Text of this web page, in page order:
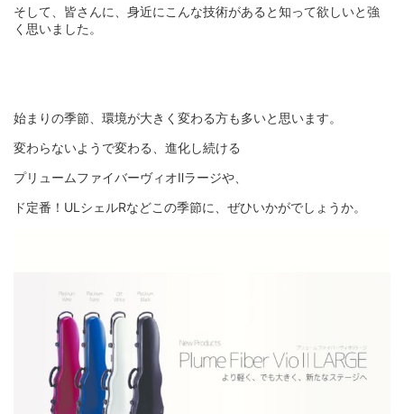
そして、皆さんに、身近にこんな技術があると知って欲しいと強
く思いました。
始まりの季節、環境が大きく変わる方も多いと思います。
変わらないようで変わる、進化し続ける
プリュームファイバーヴィオⅡラージや、
ド定番！ULシェルRなどこの季節に、ぜひいかがでしょうか。